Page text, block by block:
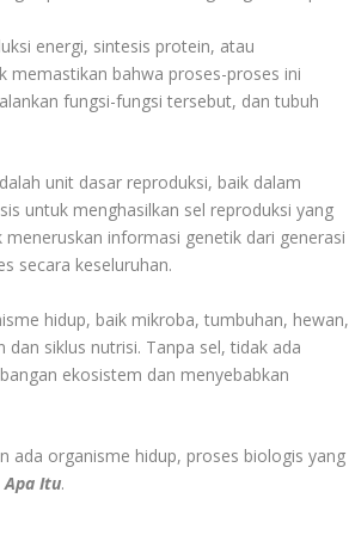
energi, sintesis protein, atau
memastikan bahwa proses-proses ini
fungsi-fungsi tersebut, dan tubuh
unit dasar reproduksi, baik dalam
untuk menghasilkan sel reproduksi yang
informasi genetik dari generasi
secara keseluruhan.
hidup, baik mikroba, tumbuhan, hewan,
siklus nutrisi. Tanpa sel, tidak ada
ekosistem dan menyebabkan
ada organisme hidup, proses biologis yang
Apa Itu.